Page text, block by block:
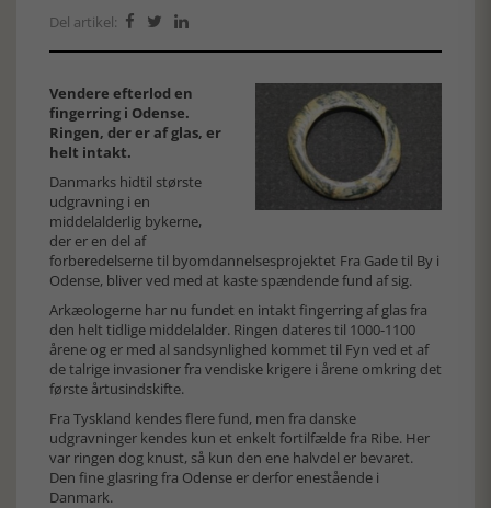
Del artikel:   
Vendere efterlod en
fingerring i Odense.
Ringen, der er af glas, er
helt intakt.
Danmarks hidtil største
udgravning i en
middelalderlig bykerne,
der er en del af
forberedelserne til byomdannelsesprojektet Fra Gade til By i
Odense, bliver ved med at kaste spændende fund af sig.
Arkæologerne har nu fundet en intakt fingerring af glas fra
den helt tidlige middelalder. Ringen dateres til 1000-1100
årene og er med al sandsynlighed kommet til Fyn ved et af
de talrige invasioner fra vendiske krigere i årene omkring det
første årtusindskifte.
Fra Tyskland kendes flere fund, men fra danske
udgravninger kendes kun et enkelt fortilfælde fra Ribe. Her
var ringen dog knust, så kun den ene halvdel er bevaret.
Den fine glasring fra Odense er derfor enestående i
Danmark.